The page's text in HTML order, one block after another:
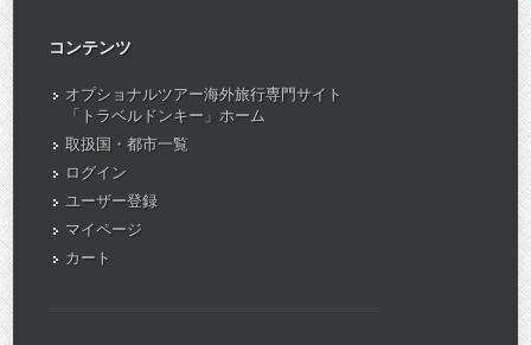
コンテンツ
オプショナルツアー海外旅行専門サイト
「トラベルドンキー」ホーム
取扱国・都市一覧
ログイン
ユーザー登録
マイページ
カート